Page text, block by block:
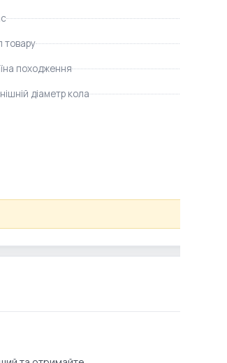
товару
походження
діаметр кола